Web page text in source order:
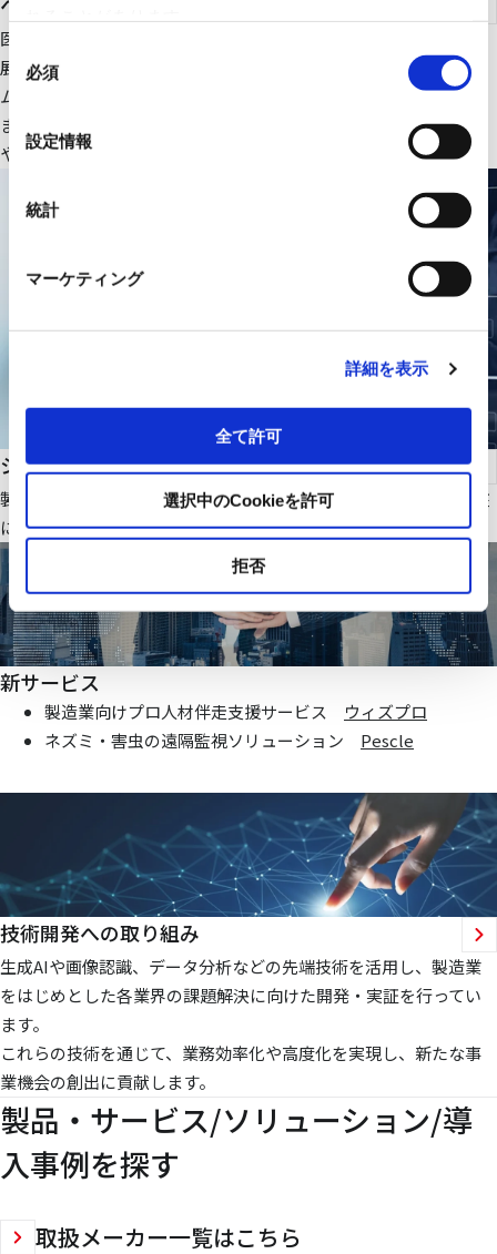
同
意
の
選
択
必須
設定情報
統計
マーケティング
詳細を表示
全て許可
選択中のCookieを許可
拒否
医療ＩＴ・ＤＸ関連のＩＴ機器、大型医療機器周辺設備を中心に
展開。さらにＲＹＯＤＥＮオリジナルの医療画像一元管理システ
ムの販売をはじめ、医療機関の様々な課題解決に貢献します。
また、幅広いパートナーシップで、最適な医療ITソリューション
や機器・設備を提供します。
システムインテグレーション
製造業・ファシリティ分野で当社オリジナルのIoTシステムを基盤
にお客様価値向上に貢献する仕組みを提供いたします
新サービス
製造業向けプロ人材伴走支援サービス ウィズプロ
ネズミ・害虫の遠隔監視ソリューション Pescle
技術開発への取り組み
生成AIや画像認識、データ分析などの先端技術を活用し、製造業
をはじめとした各業界の課題解決に向けた開発・実証を行ってい
ます。
これらの技術を通じて、業務効率化や高度化を実現し、新たな事
業機会の創出に貢献します。
製品・サービス/ソリューション/導
入事例を探す
取扱メーカー一覧はこちら